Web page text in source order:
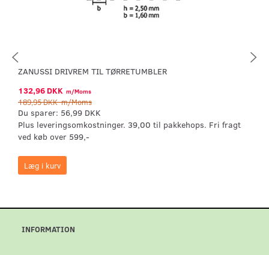
ZANUSSI DRIVREM TIL TØRRETUMBLER
132,96 DKK m/Moms
189,95 DKKm/Moms
Du sparer: 56,99 DKK
Plus leveringsomkostninger. 39,00 til pakkehops. Fri fragt
ved køb over 599,-
Læg i kurv
INFORMATION